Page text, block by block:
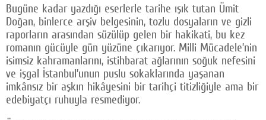
Bugüne kadar yazdığı eserlerle tarihe ışık tutan Ümit
Doğan, binlerce arşiv belgesinin, tozlu dosyaların ve gizli
raporların arasından süzülüp gelen bir hakikati, bu kez
romanın gücüyle gün yüzüne çıkarıyor. Milli Mücadele’nin
isimsiz kahramanlarını, istihbarat ağlarının soğuk nefesini
ve işgal İstanbul’unun puslu sokaklarında yaşanan
imkânsız bir aşkın hikâyesini bir tarihçi titizliğiyle ama bir
edebiyatçı ruhuyla resmediyor.